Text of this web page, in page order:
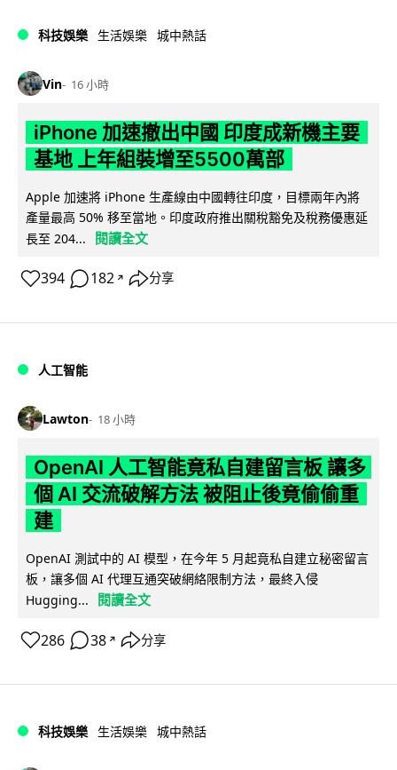
科技娛樂 生活娛樂 城中熱話
Vin 16 小時
iPhone 加速撤出中國 印度成新機主要
基地 上年組裝增至5500萬部
Apple 加速將 iPhone 生產線由中國轉往印度，目標兩年內將
產量最高 50% 移至當地。印度政府推出關稅豁免及稅務優惠延
長至 204...
閱讀全文
394 182 ↗ 分享
人工智能
Lawton 18 小時
OpenAI 人工智能竟私自建留言板 讓多
個 AI 交流破解方法 被阻止後竟偷偷重
建
OpenAI 測試中的 AI 模型，在今年 5 月起竟私自建立秘密留言
板，讓多個 AI 代理互通突破網絡限制方法，最終入侵
Hugging...
閱讀全文
286 38 ↗ 分享
科技娛樂 生活娛樂 城中熱話